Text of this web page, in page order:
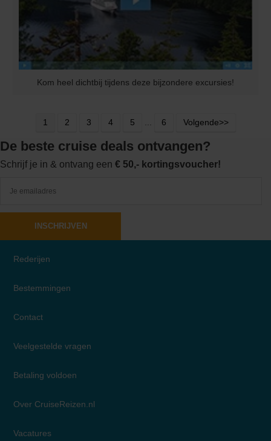
Kom heel dichtbij tijdens deze bijzondere excursies!
1 2 3 4 5 6 Volgende>>
De beste cruise deals ontvangen?
Schrijf je in & ontvang een € 50,- kortingsvoucher!
INSCHRIJVEN
Rederijen
Bestemmingen
Contact
Veelgestelde vragen
Betaling voldoen
Over CruiseReizen.nl
Vacatures